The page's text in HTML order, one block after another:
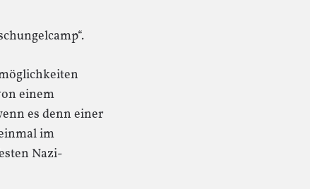
einem
es denn einer
im
Nazi-